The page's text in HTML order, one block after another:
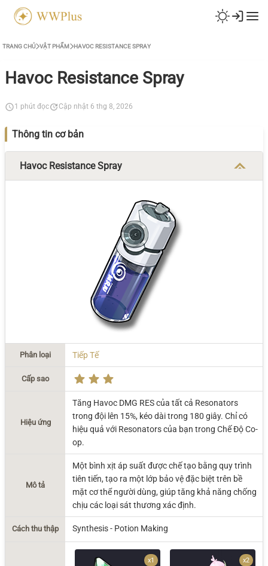
TRANG CHỦ VẬT PHẨM HAVOC RESISTANCE SPRAY
Havoc Resistance Spray
1 phút đọc Cập nhật 6 thg 8, 2026
Thông tin cơ bản
Havoc Resistance Spray
Phân loại Tiếp Tế
Cấp sao
Hiệu ứng
Tăng Havoc DMG RES của tất cả Resonators
trong đội lên 15%, kéo dài trong 180 giây. Chỉ có
hiệu quả với Resonators của bạn trong Chế Độ Co-
op.
Mô tả
Một bình xịt áp suất được chế tạo bằng quy trình
tiên tiến, tạo ra một lớp bảo vệ đặc biệt trên bề
mặt cơ thể người dùng, giúp tăng khả năng chống
chịu các loại sát thương xác định.
Cách thu thập Synthesis - Potion Making
x1 x2